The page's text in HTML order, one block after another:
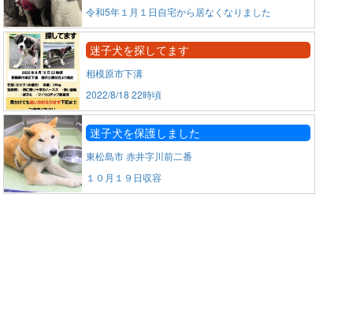
令和5年１月１日自宅から居なくなりました
迷子犬を探してます
相模原市下溝
2022/8/18 22時頃
迷子犬を保護しました
東松島市 赤井字川前二番
１０月１９日収容